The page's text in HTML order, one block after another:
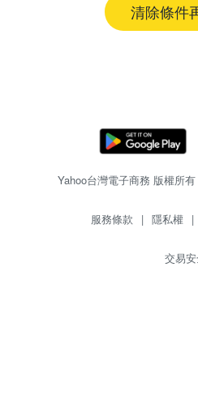
清除條件
Yahoo台灣電子商務 版權所
服務條款 | 隱私權 |
交易